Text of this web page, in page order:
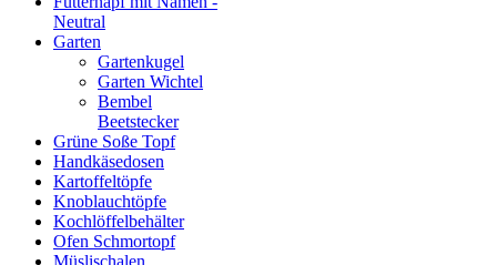
Neutral
Garten
Gartenkugel
Garten Wichtel
Bembel
Beetstecker
Grüne Soße Topf
Handkäsedosen
Kartoffeltöpfe
Knoblauchtöpfe
Kochlöffelbehälter
Ofen Schmortopf